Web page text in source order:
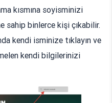
kısmına soyisminizi
sahip binlerce kişi çıkabilir.
kendi isminize tıklayın ve
kendi bilgilerinizi